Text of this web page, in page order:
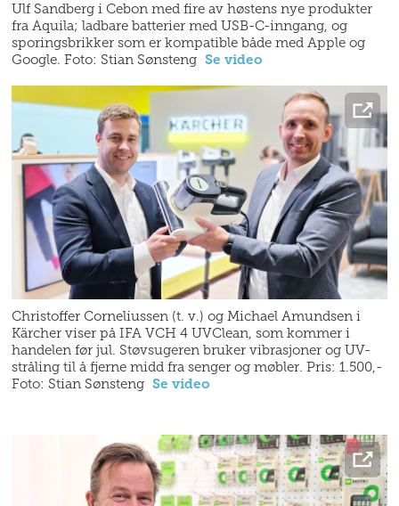
Ulf Sandberg i Cebon med fire av høstens nye produkter
fra Aquila; ladbare batterier med USB-C-inngang, og
sporingsbrikker som er kompatible både med Apple og
Google. Foto: Stian Sønsteng Se video
Christoffer Corneliussen (t. v.) og Michael Amundsen i
Kärcher viser på IFA VCH 4 UVClean, som kommer i
handelen før jul. Støvsugeren bruker vibrasjoner og UV-
stråling til å fjerne midd fra senger og møbler. Pris: 1.500,-
Foto: Stian Sønsteng Se video